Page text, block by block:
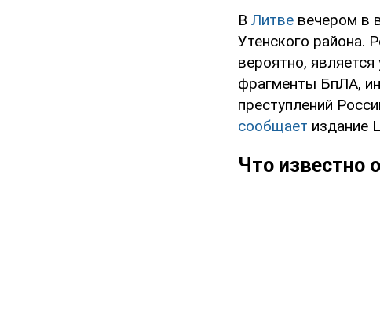
В Литве вечером в
Утенского района.
вероятно,
фрагменты БпЛА,
преступлений
сообщает издание
Что известно